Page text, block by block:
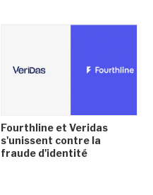
Fourthline et Veridas
s'unissent contre la
fraude d'identité